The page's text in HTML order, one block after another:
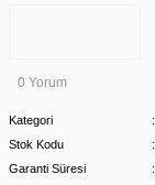
0 Yorum
Kategori
Stok Kodu
Garanti Süresi